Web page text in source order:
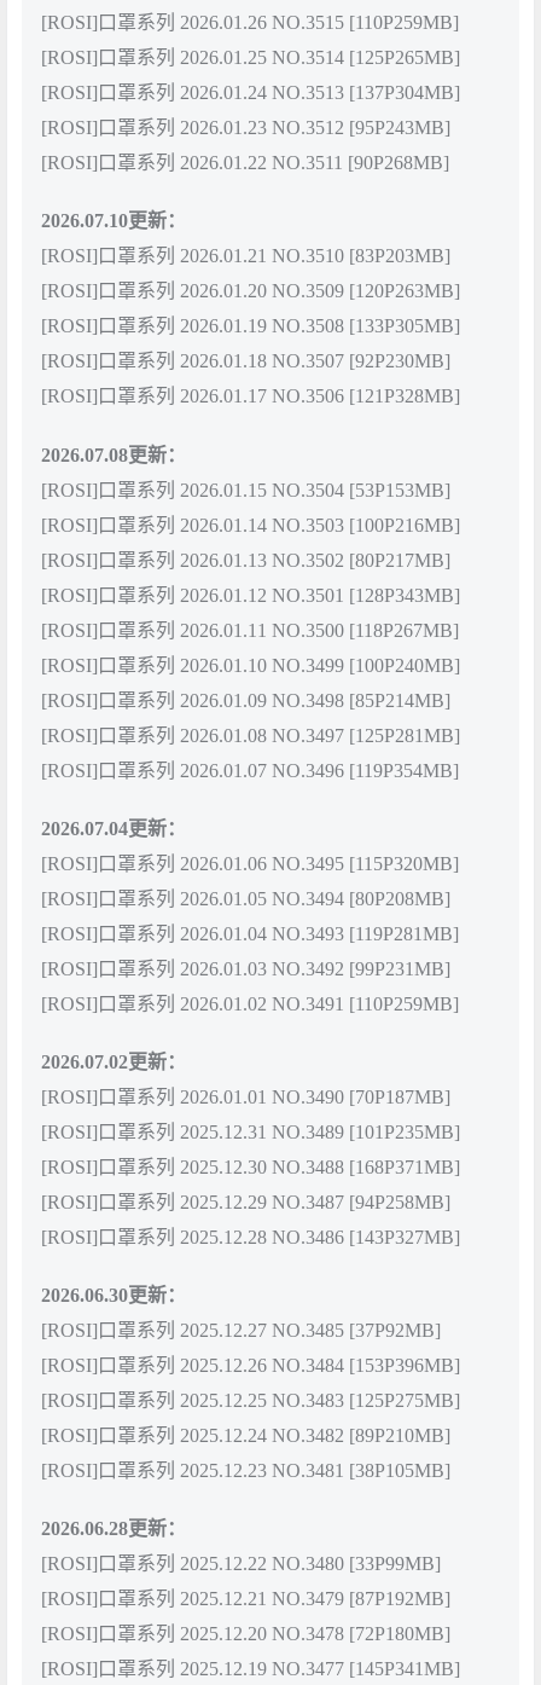
[ROSI]口罩系列 2026.01.26 NO.3515 [110P259MB]
[ROSI]口罩系列 2026.01.25 NO.3514 [125P265MB]
[ROSI]口罩系列 2026.01.24 NO.3513 [137P304MB]
[ROSI]口罩系列 2026.01.23 NO.3512 [95P243MB]
[ROSI]口罩系列 2026.01.22 NO.3511 [90P268MB]
2026.07.10更新：
[ROSI]口罩系列 2026.01.21 NO.3510 [83P203MB]
[ROSI]口罩系列 2026.01.20 NO.3509 [120P263MB]
[ROSI]口罩系列 2026.01.19 NO.3508 [133P305MB]
[ROSI]口罩系列 2026.01.18 NO.3507 [92P230MB]
[ROSI]口罩系列 2026.01.17 NO.3506 [121P328MB]
2026.07.08更新：
[ROSI]口罩系列 2026.01.15 NO.3504 [53P153MB]
[ROSI]口罩系列 2026.01.14 NO.3503 [100P216MB]
[ROSI]口罩系列 2026.01.13 NO.3502 [80P217MB]
[ROSI]口罩系列 2026.01.12 NO.3501 [128P343MB]
[ROSI]口罩系列 2026.01.11 NO.3500 [118P267MB]
[ROSI]口罩系列 2026.01.10 NO.3499 [100P240MB]
[ROSI]口罩系列 2026.01.09 NO.3498 [85P214MB]
[ROSI]口罩系列 2026.01.08 NO.3497 [125P281MB]
[ROSI]口罩系列 2026.01.07 NO.3496 [119P354MB]
2026.07.04更新：
[ROSI]口罩系列 2026.01.06 NO.3495 [115P320MB]
[ROSI]口罩系列 2026.01.05 NO.3494 [80P208MB]
[ROSI]口罩系列 2026.01.04 NO.3493 [119P281MB]
[ROSI]口罩系列 2026.01.03 NO.3492 [99P231MB]
[ROSI]口罩系列 2026.01.02 NO.3491 [110P259MB]
2026.07.02更新：
[ROSI]口罩系列 2026.01.01 NO.3490 [70P187MB]
[ROSI]口罩系列 2025.12.31 NO.3489 [101P235MB]
[ROSI]口罩系列 2025.12.30 NO.3488 [168P371MB]
[ROSI]口罩系列 2025.12.29 NO.3487 [94P258MB]
[ROSI]口罩系列 2025.12.28 NO.3486 [143P327MB]
2026.06.30更新：
[ROSI]口罩系列 2025.12.27 NO.3485 [37P92MB]
[ROSI]口罩系列 2025.12.26 NO.3484 [153P396MB]
[ROSI]口罩系列 2025.12.25 NO.3483 [125P275MB]
[ROSI]口罩系列 2025.12.24 NO.3482 [89P210MB]
[ROSI]口罩系列 2025.12.23 NO.3481 [38P105MB]
2026.06.28更新：
[ROSI]口罩系列 2025.12.22 NO.3480 [33P99MB]
[ROSI]口罩系列 2025.12.21 NO.3479 [87P192MB]
[ROSI]口罩系列 2025.12.20 NO.3478 [72P180MB]
[ROSI]口罩系列 2025.12.19 NO.3477 [145P341MB]